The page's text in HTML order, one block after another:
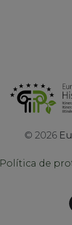
© 2026
Política de